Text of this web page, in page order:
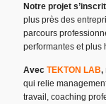
Notre projet
plus près des
parcours
performantes et plus
Avec TEKTON LAB,
qui relie
travail, coaching